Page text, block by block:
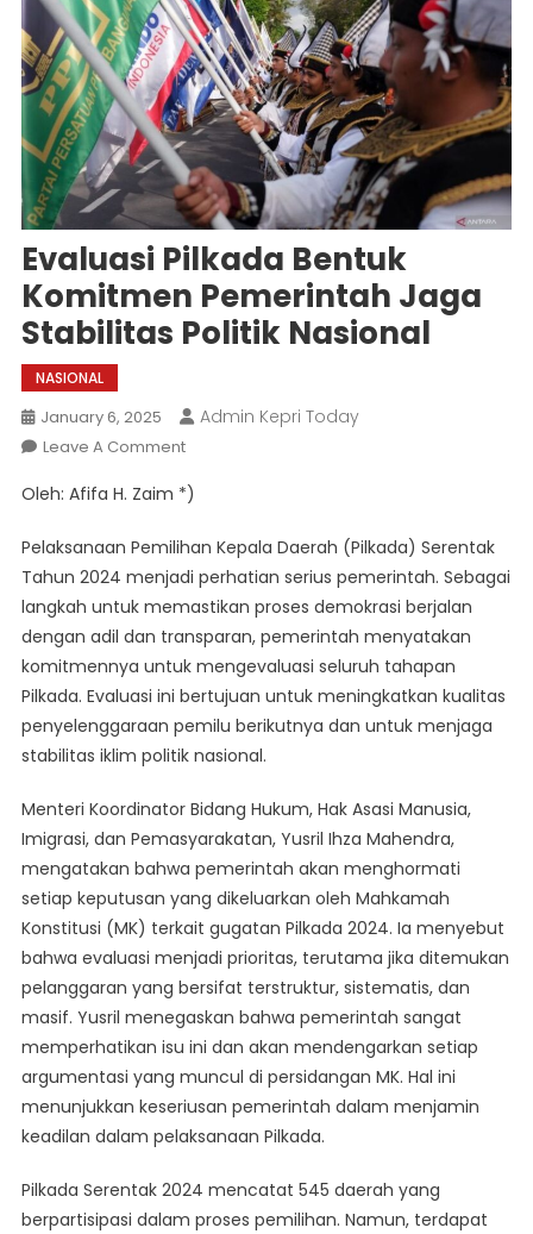
Evaluasi Pilkada Bentuk
Komitmen Pemerintah Jaga
Stabilitas Politik Nasional
NASIONAL
January 6, 2025 Admin Kepri Today
Leave A CommentOn
Pilkada
Komitmen
Pemerintah
Jaga
Stabilitas
Politik
Nasional
Oleh: Afifa H. Zaim *)
Pelaksanaan Pemilihan Kepala Daerah (Pilkada) Serentak
Tahun 2024 menjadi perhatian serius pemerintah. Sebagai
langkah untuk memastikan proses demokrasi berjalan
dengan adil dan transparan, pemerintah menyatakan
komitmennya untuk mengevaluasi seluruh tahapan
Pilkada. Evaluasi ini bertujuan untuk meningkatkan kualitas
penyelenggaraan pemilu berikutnya dan untuk menjaga
stabilitas iklim politik nasional.
Menteri Koordinator Bidang Hukum, Hak Asasi Manusia,
Imigrasi, dan Pemasyarakatan, Yusril Ihza Mahendra,
mengatakan bahwa pemerintah akan menghormati
setiap keputusan yang dikeluarkan oleh Mahkamah
Konstitusi (MK) terkait gugatan Pilkada 2024. Ia menyebut
bahwa evaluasi menjadi prioritas, terutama jika ditemukan
pelanggaran yang bersifat terstruktur, sistematis, dan
masif. Yusril menegaskan bahwa pemerintah sangat
memperhatikan isu ini dan akan mendengarkan setiap
argumentasi yang muncul di persidangan MK. Hal ini
menunjukkan keseriusan pemerintah dalam menjamin
keadilan dalam pelaksanaan Pilkada.
Pilkada Serentak 2024 mencatat 545 daerah yang
berpartisipasi dalam proses pemilihan. Namun, terdapat